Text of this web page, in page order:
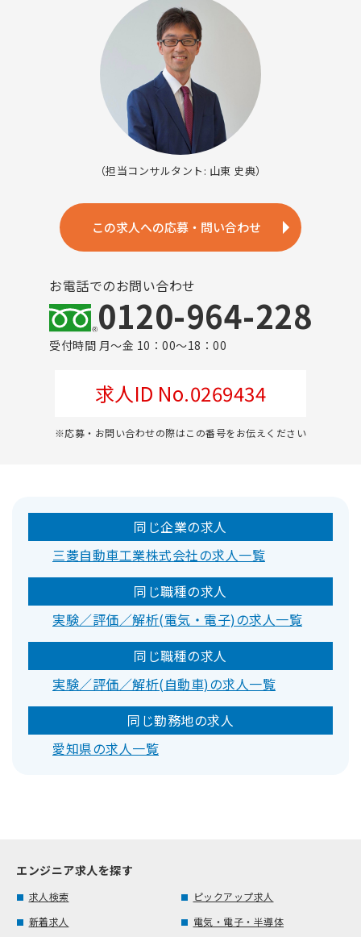
（担当コンサルタント: 山東 史典）
この求人への応募・問い合わせ
お電話でのお問い合わせ
0120-964-228
受付時間 月～金 10：00～18：00
求人ID No.0269434
※応募・お問い合わせの際はこの番号をお伝えください
同じ企業の求人
三菱自動車工業株式会社の求人一覧
同じ職種の求人
実験／評価／解析(電気・電子)の求人一覧
同じ職種の求人
実験／評価／解析(自動車)の求人一覧
同じ勤務地の求人
愛知県の求人一覧
エンジニア求人を探す
求人検索
ピックアップ求人
新着求人
電気・電子・半導体